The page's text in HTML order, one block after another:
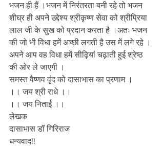
भजन ही हैं ।भजन में निरंतरता बनी रहे तो भजन
शीघ्र ही अपने उद्देश्य श्रीकृष्ण सेवा को श्रीप्रिया
लाल जी के सुख को प्रदान करता है ।अतः भजन
की जो भी विधा हमें अच्छी लगती है उस में लगे रहे ।
अपने आप वह विधा हमें सीढ़ियां चढ़ाती हुई श्रेष्ठ
की ओर ले जाएगी ।
समस्त वैष्णव वृंद को दासाभास का प्रणाम ।
।। जय श्री राधे ।।
।। जय निताई ।।
लेखक
दासाभास डॉ गिरिराज
धन्यवाद!!